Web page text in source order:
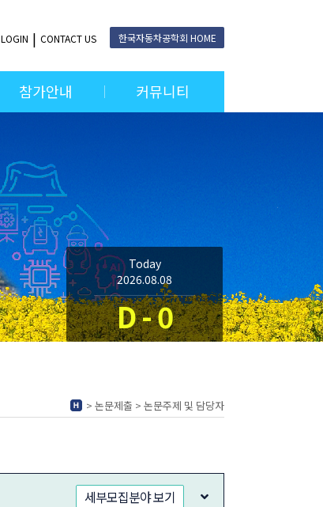
참가안내 커뮤니티
LOGIN CONTACT US 한국자동차공학회 HOME
Today
2026.08.08
D - 0
> 논문제출 > 논문주제 및 담당자
세부모집분야 보기